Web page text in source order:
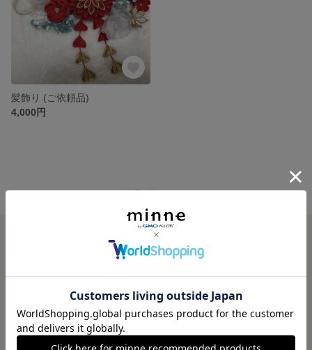
髪飾り (ご依頼品)
4,000円
minne ホーム Kalanchoe の作品一覧
minneについて
minneで買いたい
作品をさがす